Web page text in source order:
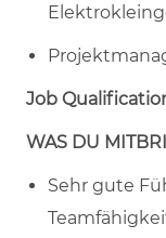
Job
WAS DU
Sehr gute